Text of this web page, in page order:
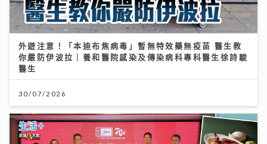
外遊注意！「本迪布焦病毒」暫無特效藥無疫苗 醫生教
你嚴防伊波拉｜養和醫院感染及傳染病科專科醫生徐詩駿
醫生
30/07/2026